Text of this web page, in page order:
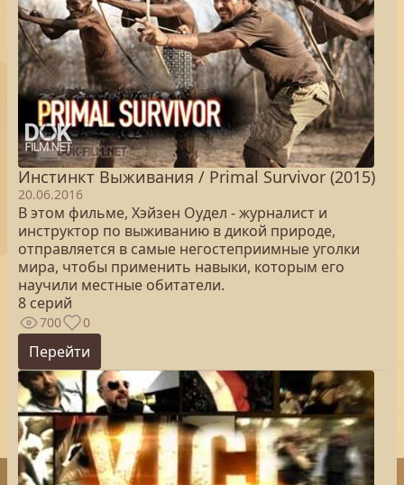
Инстинкт Выживания / Primal Survivor (2015)
20.06.2016
В этом фильме, Хэйзен Оудел - журналист и
инструктор по выживанию в дикой природе,
отправляется в самые негостеприимные уголки
мира, чтобы применить навыки, которым его
научили местные обитатели.
8 серий
700 0
Перейти